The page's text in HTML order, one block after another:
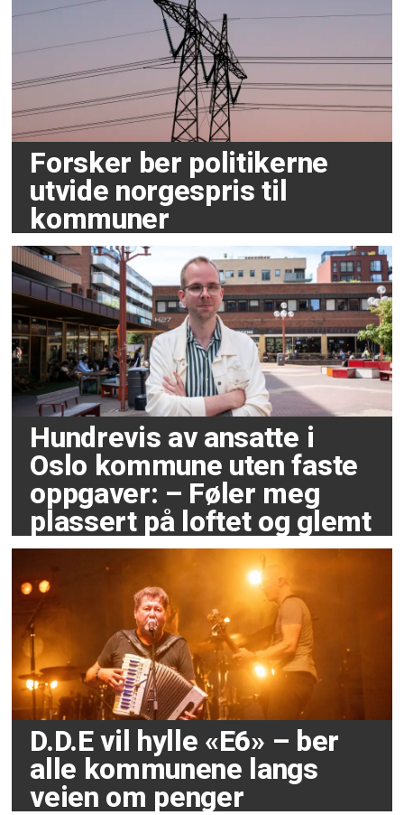
Forsker ber politikerne
utvide norgespris til
kommuner
Hundrevis av ansatte i
Oslo kommune uten faste
oppgaver: – Føler meg
plassert på loftet og glemt
D.D.E vil hylle «E6» – ber
alle kommunene langs
veien om penger